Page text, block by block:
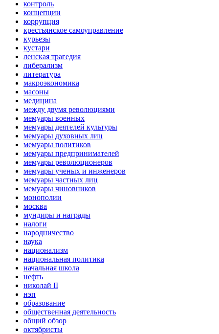
контроль
концепции
коррупция
крестьянское самоуправление
курьезы
кустари
ленская трагедия
либерализм
литература
макроэкономика
масоны
медицина
между двумя революциями
мемуары военных
мемуары деятелей культуры
мемуары духовных лиц
мемуары политиков
мемуары предпринимателей
мемуары революционеров
мемуары ученых и инженеров
мемуары частных лиц
мемуары чиновников
монополии
москва
мундиры и награды
налоги
народничество
наука
национализм
национальная политика
начальная школа
нефть
николай II
нэп
образование
общественная деятельность
общий обзор
октябристы